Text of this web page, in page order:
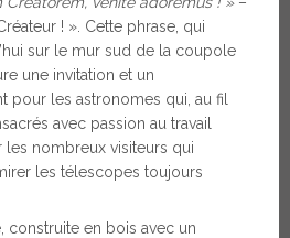
! ». Cette phrase, qui
sur le mur sud de la coupole
une invitation et un
pour les astronomes qui, au fil
avec passion au travail
les nombreux visiteurs qui
les télescopes toujours
construite en bois avec un